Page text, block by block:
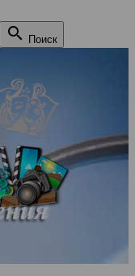
 Поиск